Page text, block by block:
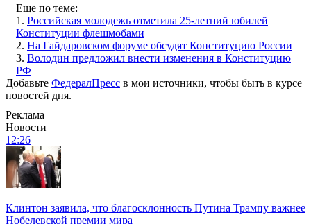
Еще по теме:
1. Российская молодежь отметила 25-летний юбилей
Конституции флешмобами
2. На Гайдаровском форуме обсудят Конституцию России
3. Володин предложил внести изменения в Конституцию
РФ
Добавьте ФедералПресс в мои источники, чтобы быть в курсе
новостей дня.
Реклама
Новости
12:26
Клинтон заявила, что благосклонность Путина Трампу важнее
Нобелевской премии мира